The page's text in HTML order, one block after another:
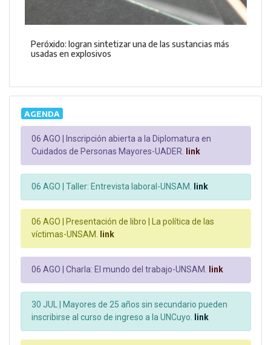
Peróxido: logran sintetizar una de las sustancias más
usadas en explosivos
AGENDA
06 AGO |
Inscripción abierta a la Diplomatura en
Cuidados de Personas Mayores-UADER. link
06 AGO | Taller: Entrevista laboral-UNSAM. link
06 AGO |
Presentación de libro | La política de las
víctimas-UNSAM. link
06 AGO | Charla: El mundo del trabajo-UNSAM. link
30 JUL |
Mayores de 25 años sin secundario pueden
inscribirse al curso de ingreso a la UNCuyo. link